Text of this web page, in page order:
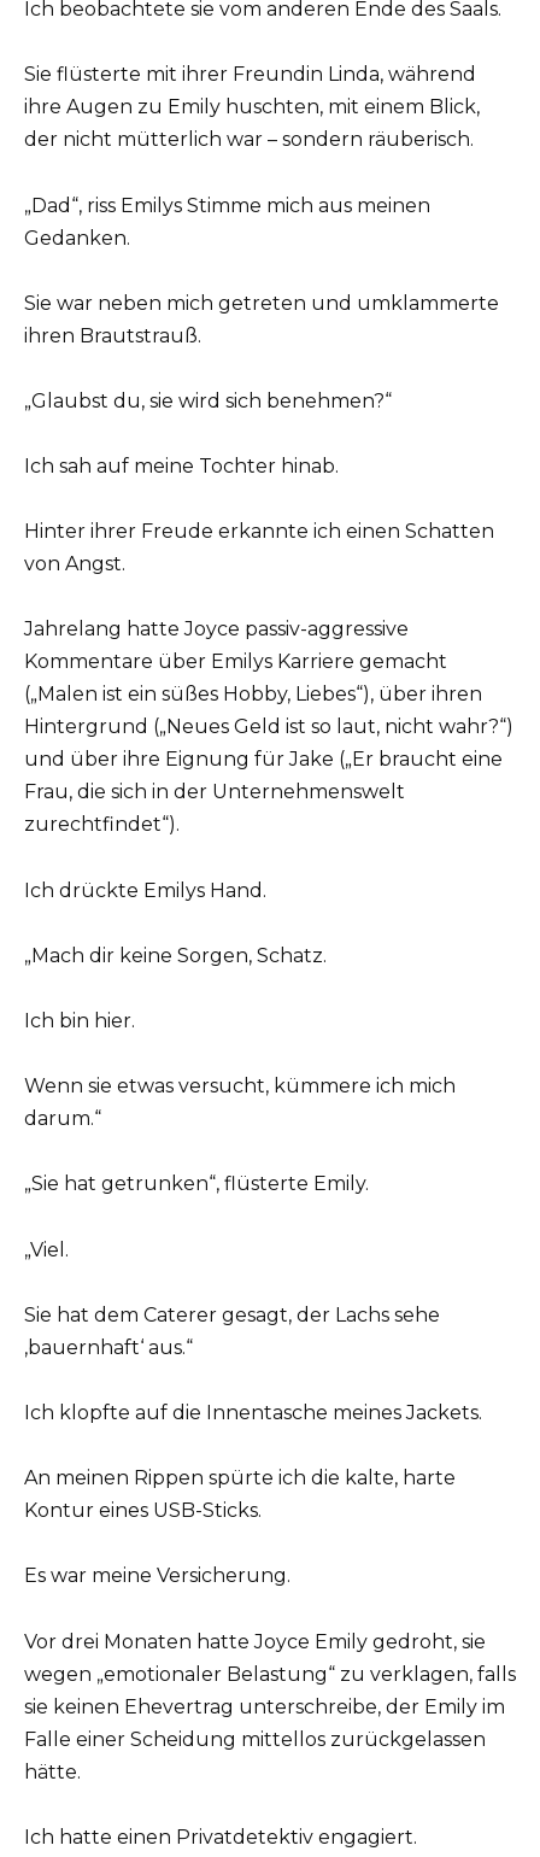
Ich beobachtete sie vom anderen Ende des Saals.
Sie flüsterte mit ihrer Freundin Linda, während
ihre Augen zu Emily huschten, mit einem Blick,
der nicht mütterlich war – sondern räuberisch.
„Dad“, riss Emilys Stimme mich aus meinen
Gedanken.
Sie war neben mich getreten und umklammerte
ihren Brautstrauß.
„Glaubst du, sie wird sich benehmen?“
Ich sah auf meine Tochter hinab.
Hinter ihrer Freude erkannte ich einen Schatten
von Angst.
Jahrelang hatte Joyce passiv-aggressive
Kommentare über Emilys Karriere gemacht
(„Malen ist ein süßes Hobby, Liebes“), über ihren
Hintergrund („Neues Geld ist so laut, nicht wahr?“)
und über ihre Eignung für Jake („Er braucht eine
Frau, die sich in der Unternehmenswelt
zurechtfindet“).
Ich drückte Emilys Hand.
„Mach dir keine Sorgen, Schatz.
Ich bin hier.
Wenn sie etwas versucht, kümmere ich mich
darum.“
„Sie hat getrunken“, flüsterte Emily.
„Viel.
Sie hat dem Caterer gesagt, der Lachs sehe
‚bauernhaft‘ aus.“
Ich klopfte auf die Innentasche meines Jackets.
An meinen Rippen spürte ich die kalte, harte
Kontur eines USB-Sticks.
Es war meine Versicherung.
Vor drei Monaten hatte Joyce Emily gedroht, sie
wegen „emotionaler Belastung“ zu verklagen, falls
sie keinen Ehevertrag unterschreibe, der Emily im
Falle einer Scheidung mittellos zurückgelassen
hätte.
Ich hatte einen Privatdetektiv engagiert.